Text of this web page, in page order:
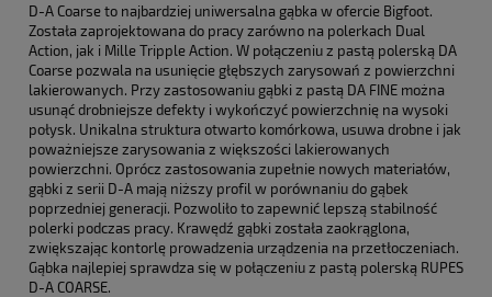
D-A Coarse to najbardziej uniwersalna gąbka w ofercie Bigfoot.
Została zaprojektowana do pracy zarówno na polerkach Dual
Action, jak i Mille Tripple Action. W połączeniu z pastą polerską DA
Coarse pozwala na usunięcie głębszych zarysowań z powierzchni
lakierowanych. Przy zastosowaniu gąbki z pastą DA FINE można
usunąć drobniejsze defekty i wykończyć powierzchnię na wysoki
połysk. Unikalna struktura otwarto komórkowa, usuwa drobne i jak
poważniejsze zarysowania z większości lakierowanych
powierzchni. Oprócz zastosowania zupełnie nowych materiałów,
gąbki z serii D-A mają niższy profil w porównaniu do gąbek
poprzedniej generacji. Pozwoliło to zapewnić lepszą stabilność
polerki podczas pracy. Krawędź gąbki została zaokrąglona,
zwiększając kontorlę prowadzenia urządzenia na przetłoczeniach.
Gąbka najlepiej sprawdza się w połączeniu z pastą polerską RUPES
D-A COARSE.